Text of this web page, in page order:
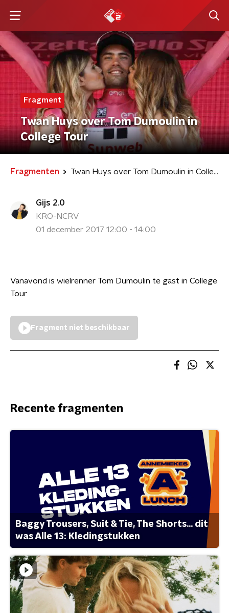
Fragment
Twan Huys over Tom Dumoulin in
College Tour
Fragmenten Twan Huys over Tom Dumoulin in College Tour
Gijs 2.0
KRO-NCRV
01 december 2017 12:00 - 14:00
Vanavond is wielrenner Tom Dumoulin te gast in College
Tour
Fragment niet beschikbaar
Recente fragmenten
Baggy Trousers, Suit & Tie, The Shorts... dit
was Alle 13: Kledingstukken